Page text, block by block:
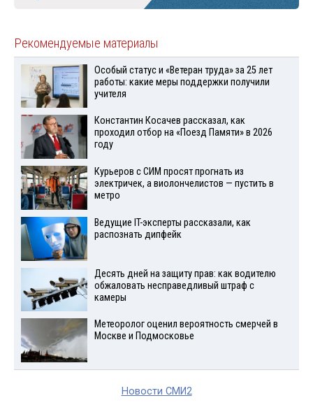
Рекомендуемые материалы
Особый статус и «Ветеран труда» за 25 лет
работы: какие меры поддержки получили
учителя
Константин Косачев рассказал, как
проходил отбор на «Поезд Памяти» в 2026
году
Курьеров с СИМ просят прогнать из
электричек, а виолончелистов — пустить в
метро
Ведущие IT-эксперты рассказали, как
распознать дипфейк
Десять дней на защиту прав: как водителю
обжаловать несправедливый штраф с
камеры
Метеоролог оценил вероятность смерчей в
Москве и Подмосковье
Новости СМИ2